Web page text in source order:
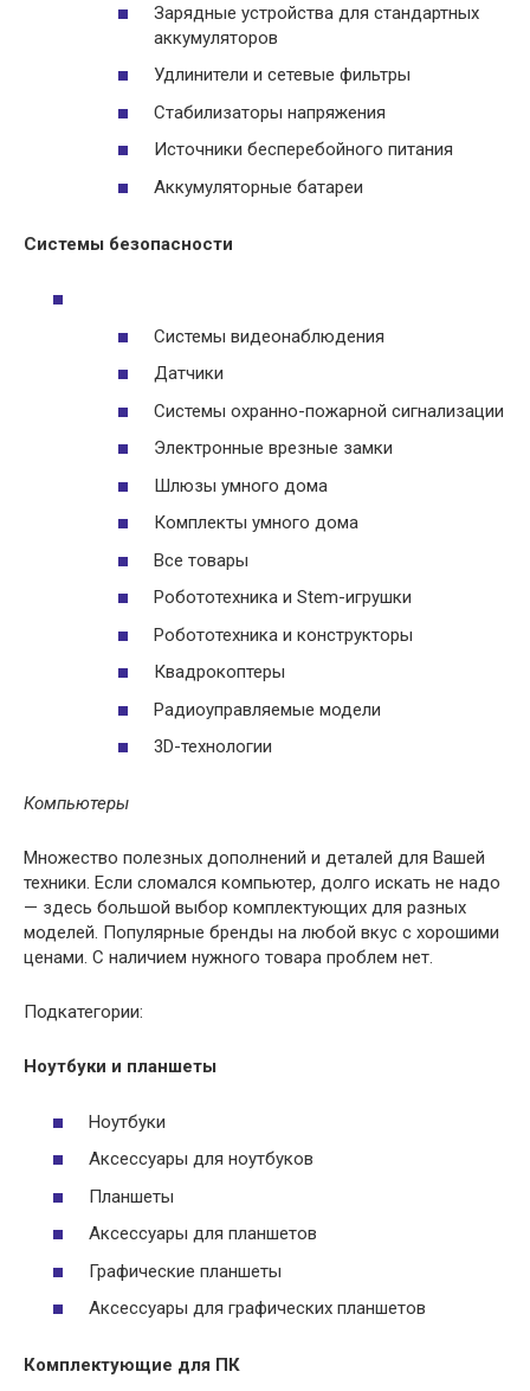
Зарядные устройства для стандартных
аккумуляторов
Удлинители и сетевые фильтры
Стабилизаторы напряжения
Источники бесперебойного питания
Аккумуляторные батареи
Системы безопасности
Системы видеонаблюдения
Датчики
Системы охранно-пожарной сигнализации
Электронные врезные замки
Шлюзы умного дома
Комплекты умного дома
Все товары
Робототехника и Stem-игрушки
Робототехника и конструкторы
Квадрокоптеры
Радиоуправляемые модели
3D-технологии
Компьютеры
Множество полезных дополнений и деталей для Вашей
техники. Если сломался компьютер, долго искать не надо
— здесь большой выбор комплектующих для разных
моделей. Популярные бренды на любой вкус с хорошими
ценами. С наличием нужного товара проблем нет.
Подкатегории:
Ноутбуки и планшеты
Ноутбуки
Аксессуары для ноутбуков
Планшеты
Аксессуары для планшетов
Графические планшеты
Аксессуары для графических планшетов
Комплектующие для ПК